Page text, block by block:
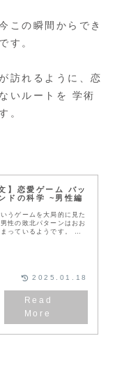
この瞬間からでき
す。
訪れるように、恋
いルートを 学術
。
】恋愛ゲーム バッ
ドの科学 ~男性編
うゲームを大局的に見た
性の敗北パターンはおお
っているようです。 そ
したいと思います。
2025.01.18